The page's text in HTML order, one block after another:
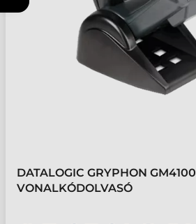
DATALOGIC GRYPHON GM4100
VONALKÓDOLVASÓ